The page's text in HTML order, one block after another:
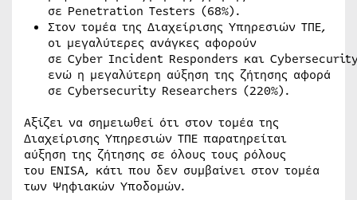
σε Penetration Testers (68%).
Στον τομέα της Διαχείρισης Υπηρεσιών ΤΠΕ,
οι μεγαλύτερες ανάγκες αφορούν
σε Cyber Incident Responders και
ενώ η μεγαλύτερη αύξηση της ζήτησης αφορά
σε Cybersecurity Researchers (220%).
Αξίζει να σημειωθεί ότι στον τομέα της
Διαχείρισης Υπηρεσιών ΤΠΕ παρατηρείται
αύξηση της ζήτησης σε όλους τους ρόλους
του ENISA, κάτι που δεν συμβαίνει στον τομέα
των Ψηφιακών Υποδομών.